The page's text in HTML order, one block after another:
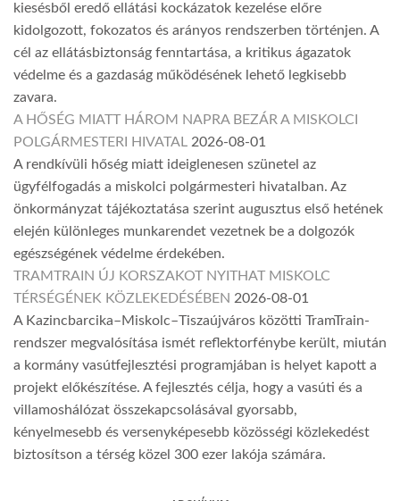
kiesésből eredő ellátási kockázatok kezelése előre
kidolgozott, fokozatos és arányos rendszerben történjen. A
cél az ellátásbiztonság fenntartása, a kritikus ágazatok
védelme és a gazdaság működésének lehető legkisebb
zavara.
A HŐSÉG MIATT HÁROM NAPRA BEZÁR A MISKOLCI
POLGÁRMESTERI HIVATAL 2026-08-01
A rendkívüli hőség miatt ideiglenesen szünetel az
ügyfélfogadás a miskolci polgármesteri hivatalban. Az
önkormányzat tájékoztatása szerint augusztus első hetének
elején különleges munkarendet vezetnek be a dolgozók
egészségének védelme érdekében.
TRAMTRAIN ÚJ KORSZAKOT NYITHAT MISKOLC
TÉRSÉGÉNEK KÖZLEKEDÉSÉBEN 2026-08-01
A Kazincbarcika–Miskolc–Tiszaújváros közötti TramTrain-
rendszer megvalósítása ismét reflektorfénybe került, miután
a kormány vasútfejlesztési programjában is helyet kapott a
projekt előkészítése. A fejlesztés célja, hogy a vasúti és a
villamoshálózat összekapcsolásával gyorsabb,
kényelmesebb és versenyképesebb közösségi közlekedést
biztosítson a térség közel 300 ezer lakója számára.